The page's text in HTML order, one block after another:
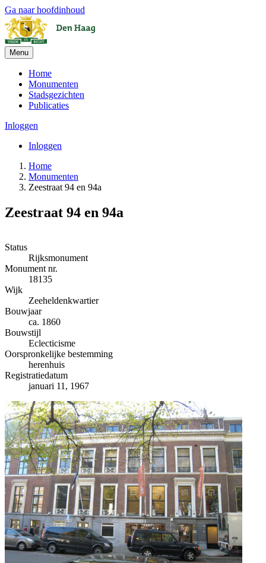
Ga naar hoofdinhoud
Menu
Home
Monumenten
Stadsgezichten
Publicaties
Inloggen
Inloggen
Home
Monumenten
Zeestraat 94 en 94a
Zeestraat 94 en 94a
+
−
Status
Rijksmonument
Monument nr.
18135
Wijk
Zeeheldenkwartier
Bouwjaar
ca. 1860
Bouwstijl
Eclecticisme
Oorspronkelijke bestemming
herenhuis
Registratiedatum
januari 11, 1967